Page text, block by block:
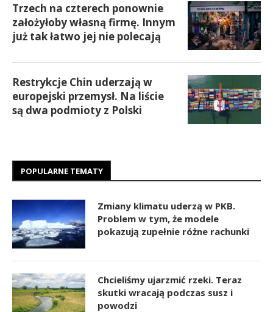
Trzech na czterech ponownie
założyłoby własną firmę. Innym
już tak łatwo jej nie polecają
Restrykcje Chin uderzają w
europejski przemysł. Na liście
są dwa podmioty z Polski
POPULARNE TEMATY
Zmiany klimatu uderzą w PKB.
Problem w tym, że modele
pokazują zupełnie różne rachunki
Chcieliśmy ujarzmić rzeki. Teraz
skutki wracają podczas susz i
powodzi